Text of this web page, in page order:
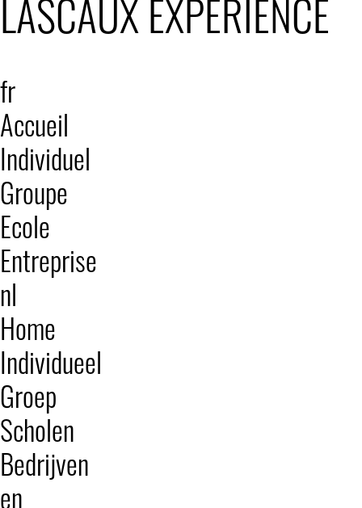
LASCAUX EXPÉRIENCE
fr
Accueil
Individuel
Groupe
Ecole
Entreprise
nl
Home
Individueel
Groep
Scholen
Bedrijven